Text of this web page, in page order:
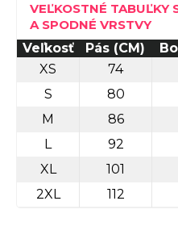
VEĽKOSTNÉ TABUĽKY
A SPODNÉ VRSTVY
Veľkosť
Pás (CM)
XS
74
S
80
M
86
L
92
XL
101
2XL
112
m
e
MARLIN
LAVA